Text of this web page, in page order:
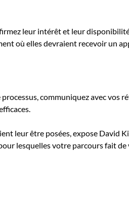
leur intérêt et leur
où elles devraient recevoir un
communiquez avec vos
leur être posées, expose David
lesquelles votre parcours fait